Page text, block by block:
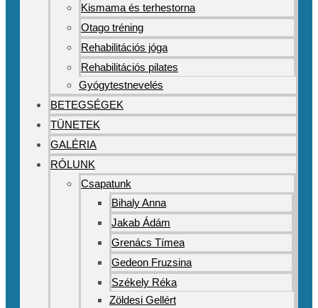
Kismama és terhestorna
Otago tréning
Rehabilitációs jóga
Rehabilitációs pilates
Gyógytestnevelés
BETEGSÉGEK
TÜNETEK
GALÉRIA
RÓLUNK
Csapatunk
Bihaly Anna
Jakab Ádám
Grenács Tímea
Gedeon Fruzsina
Székely Réka
Zöldesi Gellért